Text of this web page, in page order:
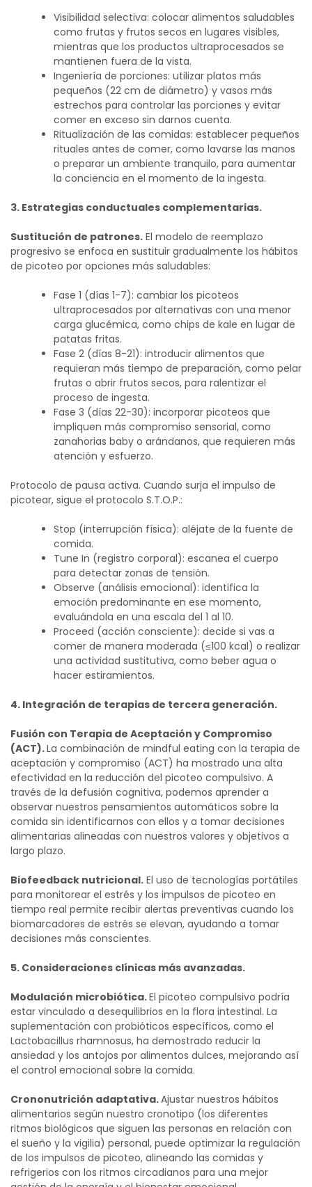
Visibilidad selectiva: colocar alimentos saludables
como frutas y frutos secos en lugares visibles,
mientras que los productos ultraprocesados se
mantienen fuera de la vista.
Ingeniería de porciones: utilizar platos más
pequeños (22 cm de diámetro) y vasos más
estrechos para controlar las porciones y evitar
comer en exceso sin darnos cuenta.
Ritualización de las comidas: establecer pequeños
rituales antes de comer, como lavarse las manos
o preparar un ambiente tranquilo, para aumentar
la conciencia en el momento de la ingesta.
3. Estrategias conductuales complementarias.
Sustitución de patrones. El modelo de reemplazo
progresivo se enfoca en sustituir gradualmente los hábitos
de picoteo por opciones más saludables:
Fase 1 (días 1-7): cambiar los picoteos
ultraprocesados por alternativas con una menor
carga glucémica, como chips de kale en lugar de
patatas fritas.
Fase 2 (días 8-21): introducir alimentos que
requieran más tiempo de preparación, como pelar
frutas o abrir frutos secos, para ralentizar el
proceso de ingesta.
Fase 3 (días 22-30): incorporar picoteos que
impliquen más compromiso sensorial, como
zanahorias baby o arándanos, que requieren más
atención y esfuerzo.
Protocolo de pausa activa. Cuando surja el impulso de
picotear, sigue el protocolo S.T.O.P.:
Stop (interrupción física): aléjate de la fuente de
comida.
Tune In (registro corporal): escanea el cuerpo
para detectar zonas de tensión.
Observe (análisis emocional): identifica la
emoción predominante en ese momento,
evaluándola en una escala del 1 al 10.
Proceed (acción consciente): decide si vas a
comer de manera moderada (≤100 kcal) o realizar
una actividad sustitutiva, como beber agua o
hacer estiramientos.
4. Integración de terapias de tercera generación.
Fusión con Terapia de Aceptación y Compromiso
(ACT).La combinación de mindful eating con la terapia de
aceptación y compromiso (ACT) ha mostrado una alta
efectividad en la reducción del picoteo compulsivo. A
través de la defusión cognitiva, podemos aprender a
observar nuestros pensamientos automáticos sobre la
comida sin identificarnos con ellos y a tomar decisiones
alimentarias alineadas con nuestros valores y objetivos a
largo plazo.
Biofeedback nutricional. El uso de tecnologías portátiles
para monitorear el estrés y los impulsos de picoteo en
tiempo real permite recibir alertas preventivas cuando los
biomarcadores de estrés se elevan, ayudando a tomar
decisiones más conscientes.
5. Consideraciones clínicas más avanzadas.
Modulación microbiótica.El picoteo compulsivo podría
estar vinculado a desequilibrios en la flora intestinal. La
suplementación con probióticos específicos, como el
Lactobacillus rhamnosus, ha demostrado reducir la
ansiedad y los antojos por alimentos dulces, mejorando así
el control emocional sobre la comida.
Crononutrición adaptativa.Ajustar nuestros hábitos
alimentarios según nuestro cronotipo (los diferentes
ritmos biológicos que siguen las personas en relación con
el sueño y la vigilia) personal, puede optimizar la regulación
de los impulsos de picoteo, alineando las comidas y
refrigerios con los ritmos circadianos para una mejor